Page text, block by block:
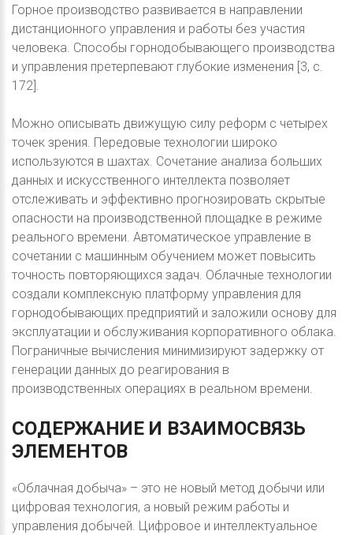
Горное производство развивается в направлении
дистанционного управления и работы без участия
человека. Способы горнодобывающего производства
и управления претерпевают глубокие изменения [3, с.
172].
Можно описывать движущую силу реформ с четырех
точек зрения. Передовые технологии широко
используются в шахтах. Сочетание анализа больших
данных и искусственного интеллекта позволяет
отслеживать и эффективно прогнозировать скрытые
опасности на производственной площадке в режиме
реального времени. Автоматическое управление в
сочетании с машинным обучением может повысить
точность повторяющихся задач. Облачные технологии
создали комплексную платформу управления для
горнодобывающих предприятий и заложили основу для
эксплуатации и обслуживания корпоративного облака.
Пограничные вычисления минимизируют задержку от
генерации данных до реагирования в
производственных операциях в реальном времени.
СОДЕРЖАНИЕ И ВЗАИМОСВЯЗЬ
ЭЛЕМЕНТОВ
«Облачная добыча» – это не новый метод добычи или
цифровая технология, а новый режим работы и
управления добычей. Цифровое и интеллектуальное